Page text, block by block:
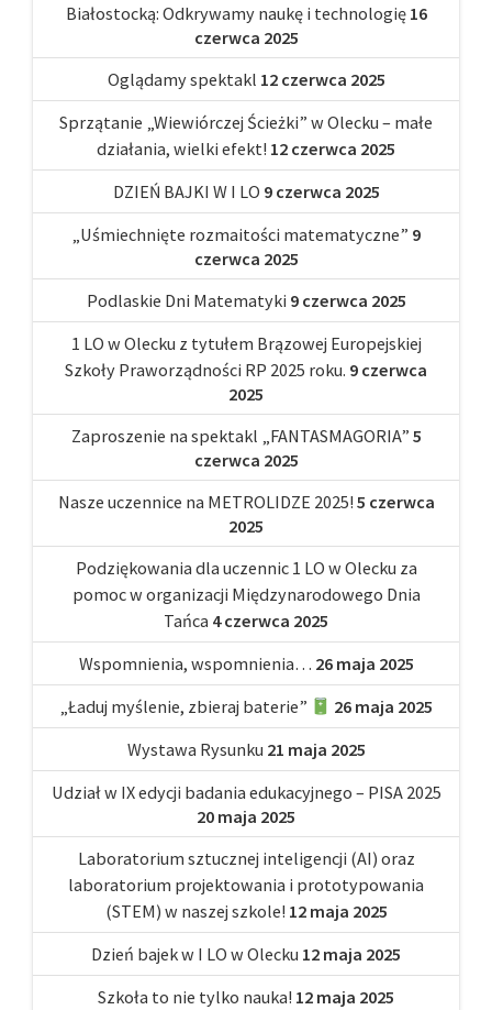
Białostocką: Odkrywamy naukę i technologię 16
czerwca 2025
Oglądamy spektakl 12 czerwca 2025
Sprzątanie „Wiewiórczej Ścieżki” w Olecku – małe
działania, wielki efekt! 12 czerwca 2025
DZIEŃ BAJKI W I LO 9 czerwca 2025
„Uśmiechnięte rozmaitości matematyczne” 9
czerwca 2025
Podlaskie Dni Matematyki 9 czerwca 2025
1 LO w Olecku z tytułem Brązowej Europejskiej
Szkoły Praworządności RP 2025 roku. 9 czerwca
2025
Zaproszenie na spektakl „FANTASMAGORIA” 5
czerwca 2025
Nasze uczennice na METROLIDZE 2025! 5 czerwca
2025
Podziękowania dla uczennic 1 LO w Olecku za
pomoc w organizacji Międzynarodowego Dnia
Tańca 4 czerwca 2025
Wspomnienia, wspomnienia… 26 maja 2025
„Ładuj myślenie, zbieraj baterie”
26 maja 2025
Wystawa Rysunku 21 maja 2025
Udział w IX edycji badania edukacyjnego – PISA 2025
20 maja 2025
Laboratorium sztucznej inteligencji (AI) oraz
laboratorium projektowania i prototypowania
(STEM) w naszej szkole! 12 maja 2025
Dzień bajek w I LO w Olecku 12 maja 2025
Szkoła to nie tylko nauka! 12 maja 2025